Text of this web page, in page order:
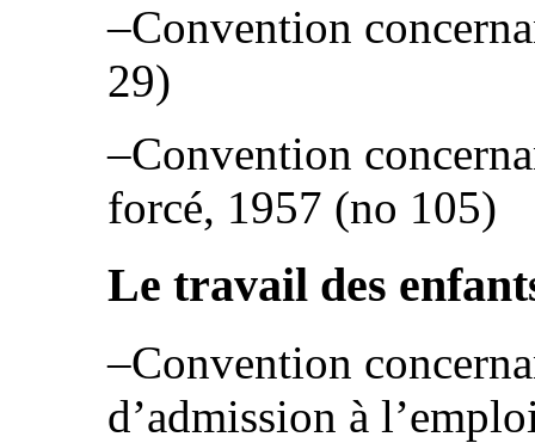
–Convention
29)
–Convention
forcé, 1957 (no 105)
Le travail des
–Convention
d’admission à